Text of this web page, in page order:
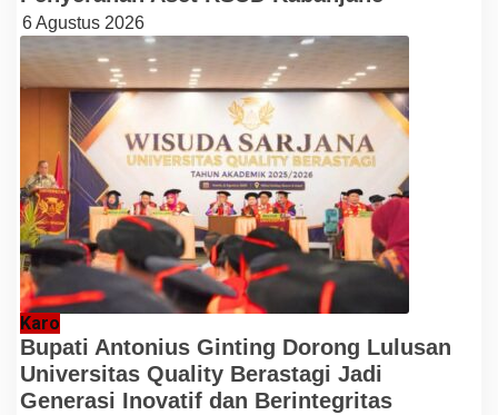
6 Agustus 2026
Karo
Bupati Antonius Ginting Dorong Lulusan
Universitas Quality Berastagi Jadi
Generasi Inovatif dan Berintegritas